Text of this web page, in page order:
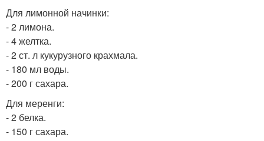
Для лимонной начинки:
- 2 лимона.
- 4 желтка.
- 2 ст. л кукурузного крахмала.
- 180 мл воды.
- 200 г сахара.
Для меренги:
- 2 белка.
- 150 г сахара.